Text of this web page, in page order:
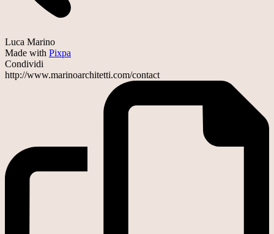
Luca Marino
Made with Pixpa
Condividi
http://www.marinoarchitetti.com/contact